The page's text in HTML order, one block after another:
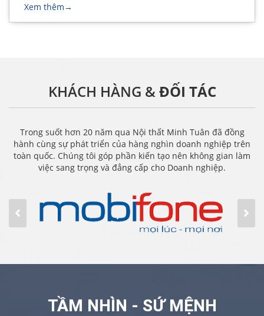
Xem thêm→
KHÁCH HÀNG &ĐỐI TÁC
Trong suốt hơn 20 năm qua Nội thất Minh Tuân đã đồng
hành cùng sự phát triển của hàng nghìn doanh nghiệp trên
toàn quốc. Chúng tôi góp phần kiến tạo nên không gian làm
việc sang trọng và đẳng cấp cho Doanh nghiệp.
TẦM NHÌN - SỨ MỆNH